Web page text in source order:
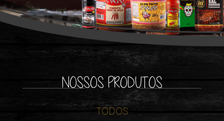
NOSSOS PRODUTOS
TODOS